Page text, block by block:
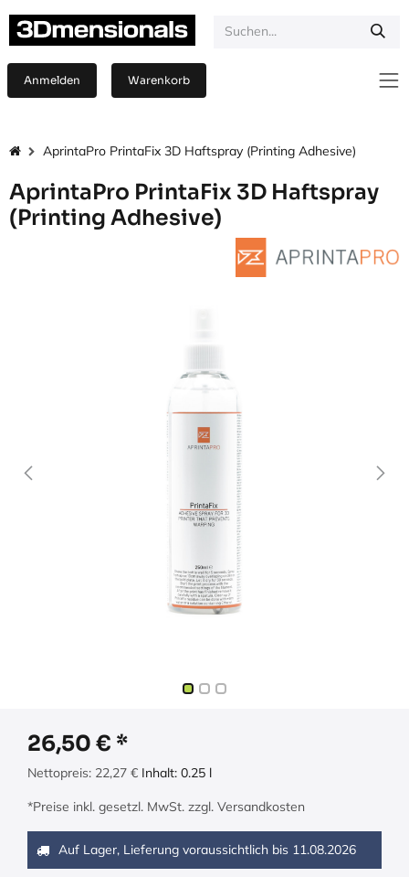
Anmelden Warenkorb
AprintaPro PrintaFix 3D Haftspray (Printing Adhesive)
AprintaPro PrintaFix 3D Haftspray
(Printing Adhesive)
26,50 €
Nettopreis: 22,27 € Inhalt: 0.25 l
*Preise inkl. gesetzl. MwSt. zzgl. Versandkosten
Auf Lager, Lieferung voraussichtlich bis 11.08.2026